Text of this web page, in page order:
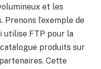
et les
l’exemple de
utilise FTP pour la
produits sur
Cette